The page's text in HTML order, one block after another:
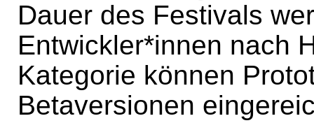
Dauer des Festivals
Entwickler*innen nach
Kategorie können
Betaversionen